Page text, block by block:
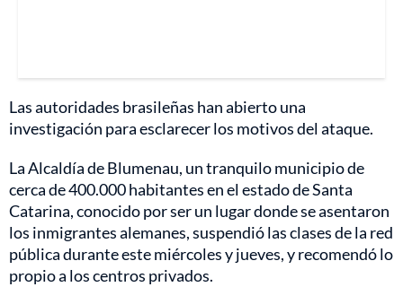
Las autoridades brasileñas han abierto una
investigación para esclarecer los motivos del ataque.
La Alcaldía de Blumenau, un tranquilo municipio de
cerca de 400.000 habitantes en el estado de Santa
Catarina, conocido por ser un lugar donde se asentaron
los inmigrantes alemanes, suspendió las clases de la red
pública durante este miércoles y jueves, y recomendó lo
propio a los centros privados.